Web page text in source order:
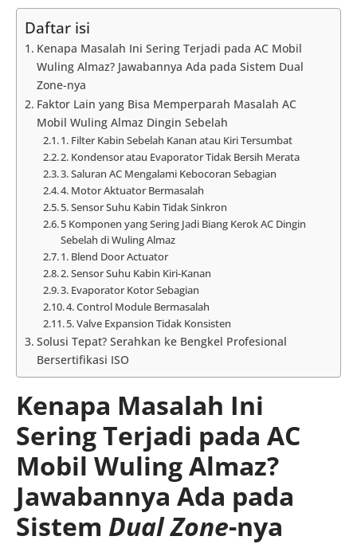
Daftar isi
Kenapa Masalah Ini Sering Terjadi pada AC Mobil
Wuling Almaz? Jawabannya Ada pada Sistem Dual
Zone-nya
Faktor Lain yang Bisa Memperparah Masalah AC
Mobil Wuling Almaz Dingin Sebelah
1. Filter Kabin Sebelah Kanan atau Kiri Tersumbat
2. Kondensor atau Evaporator Tidak Bersih Merata
3. Saluran AC Mengalami Kebocoran Sebagian
4. Motor Aktuator Bermasalah
5. Sensor Suhu Kabin Tidak Sinkron
5 Komponen yang Sering Jadi Biang Kerok AC Dingin
Sebelah di Wuling Almaz
1. Blend Door Actuator
2. Sensor Suhu Kabin Kiri-Kanan
3. Evaporator Kotor Sebagian
4. Control Module Bermasalah
5. Valve Expansion Tidak Konsisten
Solusi Tepat? Serahkan ke Bengkel Profesional
Bersertifikasi ISO
Kenapa Masalah Ini
Sering Terjadi pada AC
Mobil Wuling Almaz?
Jawabannya Ada pada
Sistem Dual Zone-nya